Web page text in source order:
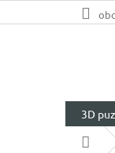
na
3D